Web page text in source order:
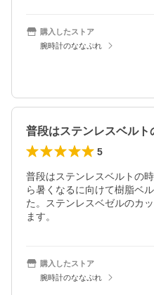
購入したストア
腕時計のななぷれ
5
普段はステンレスベルトの
ら暑くなるに向けて樹脂ベ
た。ステンレスベゼルのカ
ます。
購入したストア
腕時計のななぷれ